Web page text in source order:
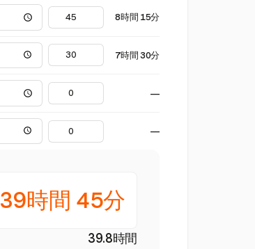
8時間 15分
7時間 30分
—
—
39時間 45分
39.8時間